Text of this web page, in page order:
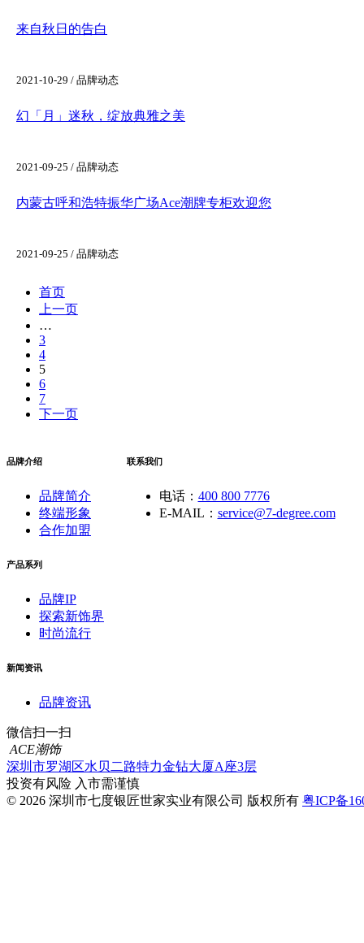
来自秋日的告白
2021-10-29 / 品牌动态
幻「月」迷秋，绽放典雅之美
2021-09-25 / 品牌动态
内蒙古呼和浩特振华广场Ace潮牌专柜欢迎您
2021-09-25 / 品牌动态
首页
上一页
…
3
4
5
6
7
下一页
品牌介绍
品牌简介
终端形象
合作加盟
产品系列
品牌IP
探索新饰界
时尚流行
新闻资讯
品牌资讯
联系我们
电话： 400 800 7776
E-MAIL： service@7-degree.com
微信扫一扫
ACE潮饰
深圳市罗湖区水贝二路特力金钻大厦A座3层
投资有风险 入市需谨慎
© 2026 深圳市七度银匠世家实业有限公司 版权所有 粤ICP备